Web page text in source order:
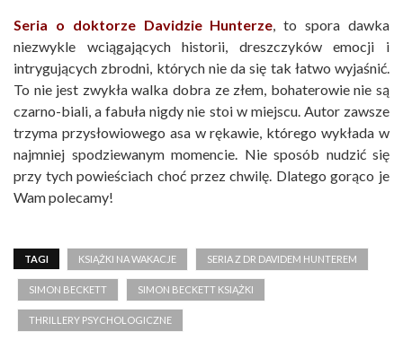
Seria o doktorze Davidzie Hunterze, to spora dawka
niezwykle wciągających historii, dreszczyków emocji i
intrygujących zbrodni, których nie da się tak łatwo wyjaśnić.
To nie jest zwykła walka dobra ze złem, bohaterowie nie są
czarno-biali, a fabuła nigdy nie stoi w miejscu. Autor zawsze
trzyma przysłowiowego asa w rękawie, którego wykłada w
najmniej spodziewanym momencie. Nie sposób nudzić się
przy tych powieściach choć przez chwilę. Dlatego gorąco je
Wam polecamy!
TAGI KSIĄŻKI NA WAKACJE SERIA Z DR DAVIDEM HUNTEREM
SIMON BECKETT SIMON BECKETT KSIĄŻKI
THRILLERY PSYCHOLOGICZNE